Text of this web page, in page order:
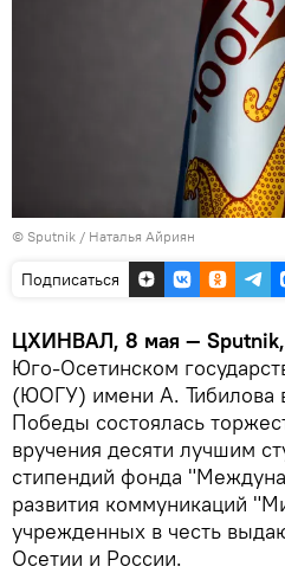
© Sputnik / Наталья Айриян
Подписаться
ЦХИНВАЛ, 8 мая —
Юго-Осетинском
(ЮОГУ) имени А. Тибилова
Победы состоялась
вручения десяти лучшим
стипендий фонда
развития коммуникаций
учрежденных в честь
Осетии и России.